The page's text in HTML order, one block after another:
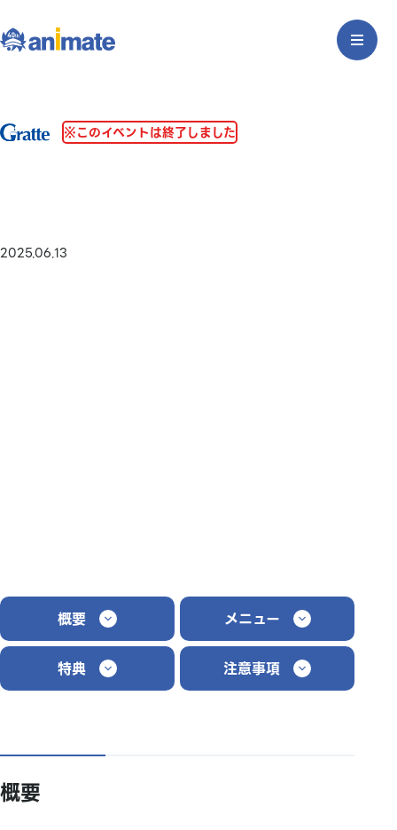
※このイベントは終了しました
2025.06.13
概要 メニュー
特典 注意事項
概要